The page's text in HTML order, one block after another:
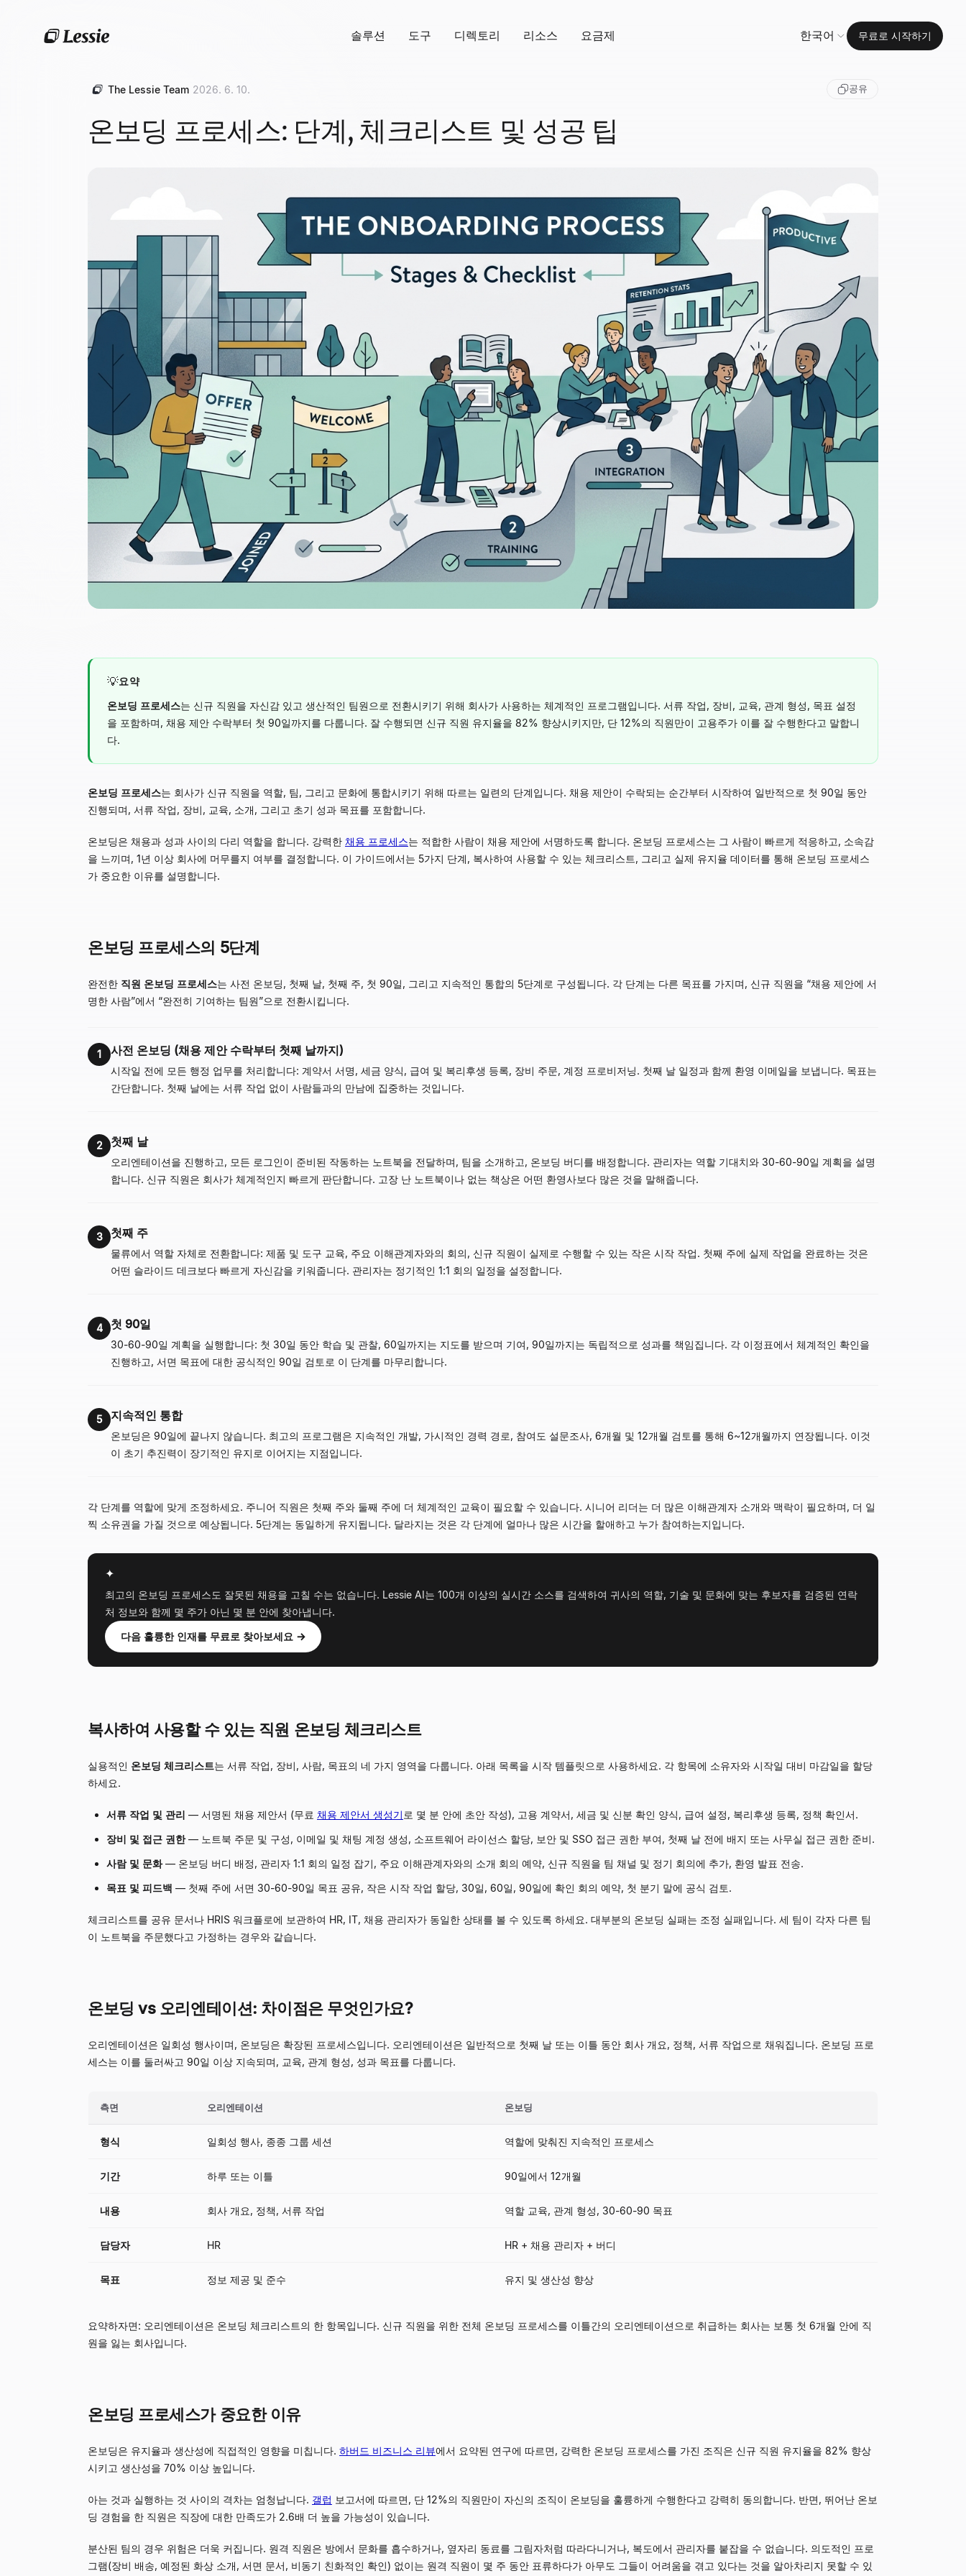
솔루션 도구 디렉토리 리소스 요금제 한국어 무료로 시작하기
The Lessie Team 2026. 6. 10. 공유
온보딩 프로세스: 단계, 체크리스트 및 성공 팁
💡요약
온보딩 프로세스는 신규 직원을 자신감 있고 생산적인 팀원으로 전환시키기 위해 회사가 사용하는 체계적인 프로그램입니다. 서류 작업, 장비, 교육, 관계 형성, 목표 설정
을 포함하며, 채용 제안 수락부터 첫 90일까지를 다룹니다. 잘 수행되면 신규 직원 유지율을 82% 향상시키지만, 단 12%의 직원만이 고용주가 이를 잘 수행한다고 말합니
다.
온보딩 프로세스는 회사가 신규 직원을 역할, 팀, 그리고 문화에 통합시키기 위해 따르는 일련의 단계입니다. 채용 제안이 수락되는 순간부터 시작하여 일반적으로 첫 90일 동안
진행되며, 서류 작업, 장비, 교육, 소개, 그리고 초기 성과 목표를 포함합니다.
온보딩은 채용과 성과 사이의 다리 역할을 합니다. 강력한 채용 프로세스는 적합한 사람이 채용 제안에 서명하도록 합니다. 온보딩 프로세스는 그 사람이 빠르게 적응하고, 소속감
을 느끼며, 1년 이상 회사에 머무를지 여부를 결정합니다. 이 가이드에서는 5가지 단계, 복사하여 사용할 수 있는 체크리스트, 그리고 실제 유지율 데이터를 통해 온보딩 프로세스
가 중요한 이유를 설명합니다.
온보딩 프로세스의 5단계
완전한 직원 온보딩 프로세스는 사전 온보딩, 첫째 날, 첫째 주, 첫 90일, 그리고 지속적인 통합의 5단계로 구성됩니다. 각 단계는 다른 목표를 가지며, 신규 직원을 “채용 제안에 서
명한 사람”에서 “완전히 기여하는 팀원”으로 전환시킵니다.
1 사전 온보딩 (채용 제안 수락부터 첫째 날까지)
시작일 전에 모든 행정 업무를 처리합니다: 계약서 서명, 세금 양식, 급여 및 복리후생 등록, 장비 주문, 계정 프로비저닝. 첫째 날 일정과 함께 환영 이메일을 보냅니다. 목표는
간단합니다. 첫째 날에는 서류 작업 없이 사람들과의 만남에 집중하는 것입니다.
2 첫째 날
오리엔테이션을 진행하고, 모든 로그인이 준비된 작동하는 노트북을 전달하며, 팀을 소개하고, 온보딩 버디를 배정합니다. 관리자는 역할 기대치와 30-60-90일 계획을 설명
합니다. 신규 직원은 회사가 체계적인지 빠르게 판단합니다. 고장 난 노트북이나 없는 책상은 어떤 환영사보다 많은 것을 말해줍니다.
3 첫째 주
물류에서 역할 자체로 전환합니다: 제품 및 도구 교육, 주요 이해관계자와의 회의, 신규 직원이 실제로 수행할 수 있는 작은 시작 작업. 첫째 주에 실제 작업을 완료하는 것은
어떤 슬라이드 데크보다 빠르게 자신감을 키워줍니다. 관리자는 정기적인 1:1 회의 일정을 설정합니다.
4 첫 90일
30-60-90일 계획을 실행합니다: 첫 30일 동안 학습 및 관찰, 60일까지는 지도를 받으며 기여, 90일까지는 독립적으로 성과를 책임집니다. 각 이정표에서 체계적인 확인을
진행하고, 서면 목표에 대한 공식적인 90일 검토로 이 단계를 마무리합니다.
5 지속적인 통합
온보딩은 90일에 끝나지 않습니다. 최고의 프로그램은 지속적인 개발, 가시적인 경력 경로, 참여도 설문조사, 6개월 및 12개월 검토를 통해 6~12개월까지 연장됩니다. 이것
이 초기 추진력이 장기적인 유지로 이어지는 지점입니다.
각 단계를 역할에 맞게 조정하세요. 주니어 직원은 첫째 주와 둘째 주에 더 체계적인 교육이 필요할 수 있습니다. 시니어 리더는 더 많은 이해관계자 소개와 맥락이 필요하며, 더 일
찍 소유권을 가질 것으로 예상됩니다. 5단계는 동일하게 유지됩니다. 달라지는 것은 각 단계에 얼마나 많은 시간을 할애하고 누가 참여하는지입니다.
✦
최고의 온보딩 프로세스도 잘못된 채용을 고칠 수는 없습니다. Lessie AI는 100개 이상의 실시간 소스를 검색하여 귀사의 역할, 기술 및 문화에 맞는 후보자를 검증된 연락
처 정보와 함께 몇 주가 아닌 몇 분 안에 찾아냅니다.
다음 훌륭한 인재를 무료로 찾아보세요 →
복사하여 사용할 수 있는 직원 온보딩 체크리스트
실용적인 온보딩 체크리스트는 서류 작업, 장비, 사람, 목표의 네 가지 영역을 다룹니다. 아래 목록을 시작 템플릿으로 사용하세요. 각 항목에 소유자와 시작일 대비 마감일을 할당
하세요.
서류 작업 및 관리 — 서명된 채용 제안서 (무료 채용 제안서 생성기 로 몇 분 안에 초안 작성), 고용 계약서, 세금 및 신분 확인 양식, 급여 설정, 복리후생 등록, 정책 확인서.
장비 및 접근 권한 — 노트북 주문 및 구성, 이메일 및 채팅 계정 생성, 소프트웨어 라이선스 할당, 보안 및 SSO 접근 권한 부여, 첫째 날 전에 배지 또는 사무실 접근 권한 준비.
사람 및 문화 — 온보딩 버디 배정, 관리자 1:1 회의 일정 잡기, 주요 이해관계자와의 소개 회의 예약, 신규 직원을 팀 채널 및 정기 회의에 추가, 환영 발표 전송.
목표 및 피드백 — 첫째 주에 서면 30-60-90일 목표 공유, 작은 시작 작업 할당, 30일, 60일, 90일에 확인 회의 예약, 첫 분기 말에 공식 검토.
체크리스트를 공유 문서나 HRIS 워크플로에 보관하여 HR, IT, 채용 관리자가 동일한 상태를 볼 수 있도록 하세요. 대부분의 온보딩 실패는 조정 실패입니다. 세 팀이 각자 다른 팀
이 노트북을 주문했다고 가정하는 경우와 같습니다.
온보딩 vs 오리엔테이션: 차이점은 무엇인가요?
오리엔테이션은 일회성 행사이며, 온보딩은 확장된 프로세스입니다. 오리엔테이션은 일반적으로 첫째 날 또는 이틀 동안 회사 개요, 정책, 서류 작업으로 채워집니다. 온보딩 프로
세스는 이를 둘러싸고 90일 이상 지속되며, 교육, 관계 형성, 성과 목표를 다룹니다.
측면 오리엔테이션 온보딩
형식 일회성 행사, 종종 그룹 세션 역할에 맞춰진 지속적인 프로세스
기간 하루 또는 이틀 90일에서 12개월
내용 회사 개요, 정책, 서류 작업 역할 교육, 관계 형성, 30-60-90 목표
담당자 HR HR + 채용 관리자 + 버디
목표 정보 제공 및 준수 유지 및 생산성 향상
요약하자면: 오리엔테이션은 온보딩 체크리스트의 한 항목입니다. 신규 직원을 위한 전체 온보딩 프로세스를 이틀간의 오리엔테이션으로 취급하는 회사는 보통 첫 6개월 안에 직
원을 잃는 회사입니다.
온보딩 프로세스가 중요한 이유
온보딩은 유지율과 생산성에 직접적인 영향을 미칩니다. 하버드 비즈니스 리뷰에서 요약된 연구에 따르면, 강력한 온보딩 프로세스를 가진 조직은 신규 직원 유지율을 82% 향상
시키고 생산성을 70% 이상 높입니다.
아는 것과 실행하는 것 사이의 격차는 엄청납니다. 갤럽 보고서에 따르면, 단 12%의 직원만이 자신의 조직이 온보딩을 훌륭하게 수행한다고 강력히 동의합니다. 반면, 뛰어난 온보
딩 경험을 한 직원은 직장에 대한 만족도가 2.6배 더 높을 가능성이 있습니다.
분산된 팀의 경우 위험은 더욱 커집니다. 원격 직원은 방에서 문화를 흡수하거나, 옆자리 동료를 그림자처럼 따라다니거나, 복도에서 관리자를 붙잡을 수 없습니다. 의도적인 프로
그램(장비 배송, 예정된 화상 소개, 서면 문서, 비동기 친화적인 확인) 없이는 원격 직원이 몇 주 동안 표류하다가 아무도 그들이 어려움을 겪고 있다는 것을 알아차리지 못할 수 있